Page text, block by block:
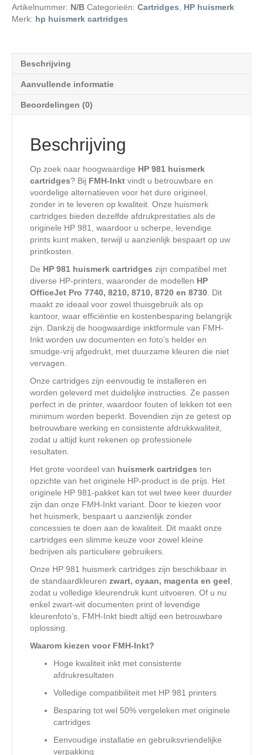
Artikelnummer: N/B Categorieën: Cartridges, HP huismerk
Merk: hp huismerk cartridges
Beschrijving
Aanvullende informatie
Beoordelingen (0)
Beschrijving
Op zoek naar hoogwaardige HP 981 huismerk
cartridges? Bij FMH-Inkt vindt u betrouwbare en
voordelige alternatieven voor het dure origineel,
zonder in te leveren op kwaliteit. Onze huismerk
cartridges bieden dezelfde afdrukprestaties als de
originele HP 981, waardoor u scherpe, levendige
prints kunt maken, terwijl u aanzienlijk bespaart op uw
printkosten.
De HP 981 huismerk cartridges zijn compatibel met
diverse HP-printers, waaronder de modellen HP
OfficeJet Pro 7740, 8210, 8710, 8720 en 8730. Dit
maakt ze ideaal voor zowel thuisgebruik als op
kantoor, waar efficiëntie en kostenbesparing belangrijk
zijn. Dankzij de hoogwaardige inktformule van FMH-
Inkt worden uw documenten en foto’s helder en
smudge-vrij afgedrukt, met duurzame kleuren die niet
vervagen.
Onze cartridges zijn eenvoudig te installeren en
worden geleverd met duidelijke instructies. Ze passen
perfect in de printer, waardoor fouten of lekken tot een
minimum worden beperkt. Bovendien zijn ze getest op
betrouwbare werking en consistente afdrukkwaliteit,
zodat u altijd kunt rekenen op professionele
resultaten.
Het grote voordeel van huismerk cartridges ten
opzichte van het originele HP-product is de prijs. Het
originele HP 981-pakket kan tot wel twee keer duurder
zijn dan onze FMH-Inkt variant. Door te kiezen voor
het huismerk, bespaart u aanzienlijk zonder
concessies te doen aan de kwaliteit. Dit maakt onze
cartridges een slimme keuze voor zowel kleine
bedrijven als particuliere gebruikers.
Onze HP 981 huismerk cartridges zijn beschikbaar in
de standaardkleuren zwart, cyaan, magenta en geel,
zodat u volledige kleurendruk kunt uitvoeren. Of u nu
enkel zwart-wit documenten print of levendige
kleurenfoto’s, FMH-Inkt biedt altijd een betrouwbare
oplossing.
Waarom kiezen voor FMH-Inkt?
Hoge kwaliteit inkt met consistente
afdrukresultaten
Volledige compatibiliteit met HP 981 printers
Besparing tot wel 50% vergeleken met originele
cartridges
Eenvoudige installatie en gebruiksvriendelijke
verpakking